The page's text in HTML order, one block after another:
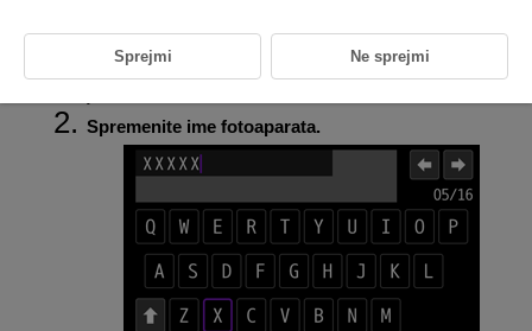
Izberite [ Ime fotoaparata
Spremenite ime fotoaparata.
Sprejmi Ne sprejmi